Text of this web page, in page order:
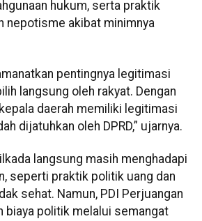
hukum, serta praktik
nepotisme akibat minimnya
pentingnya legitimasi
langsung oleh rakyat. Dengan
daerah memiliki legitimasi
dijatuhkan oleh DPRD,” ujarnya.
langsung masih menghadapi
seperti praktik politik uang dan
sehat. Namun, PDI Perjuangan
biaya politik melalui semangat